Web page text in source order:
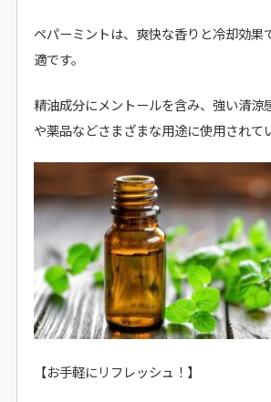
ペパーミントは、爽快な香りと冷却効果
適です。
精油成分にメントールを含み、強い清涼
や薬品などさまざまな用途に使用されて
【お手軽にリフレッシュ！】